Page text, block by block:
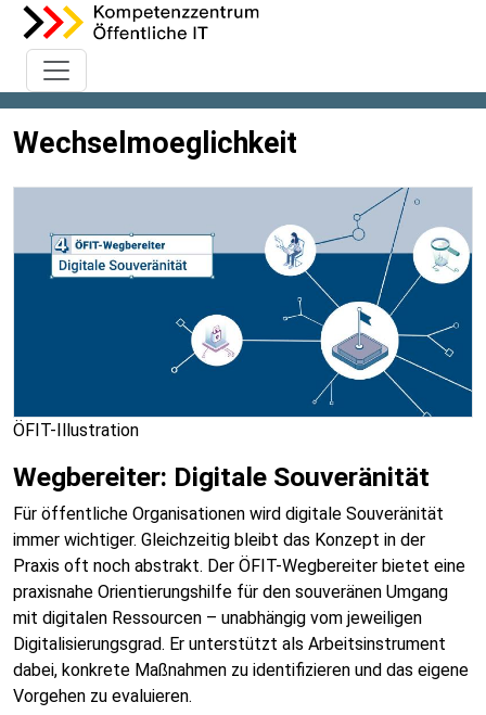
Wechselmoeglichkeit
ÖFIT-Illustration
Wegbereiter: Digitale Souveränität
Für öffentliche Organisationen wird digitale Souveränität
immer wichtiger. Gleichzeitig bleibt das Konzept in der
Praxis oft noch abstrakt. Der ÖFIT-Wegbereiter bietet eine
praxisnahe Orientierungshilfe für den souveränen Umgang
mit digitalen Ressourcen – unabhängig vom jeweiligen
Digitalisierungsgrad. Er unterstützt als Arbeitsinstrument
dabei, konkrete Maßnahmen zu identifizieren und das eigene
Vorgehen zu evaluieren.